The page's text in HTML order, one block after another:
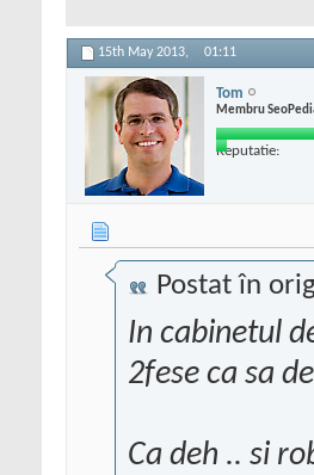
15th May 2013, 01:11
Tom
Membru
Reputatie:
Postat în
In cabinetul
2fese ca sa
Ca deh .. si